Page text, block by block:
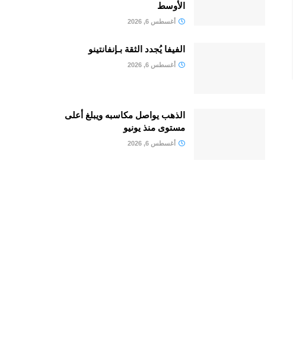
الأوسط
أغسطس 6, 2026
الفيفا يُجدد الثقة بـإنفانتينو
أغسطس 6, 2026
الذهب يواصل مكاسبه ويبلغ أعلى
مستوى منذ يونيو
أغسطس 6, 2026